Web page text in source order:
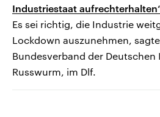
Industriestaat
Es sei richtig, die Industrie
Lockdown auszunehmen,
Bundesverband der
Russwurm, im Dlf.